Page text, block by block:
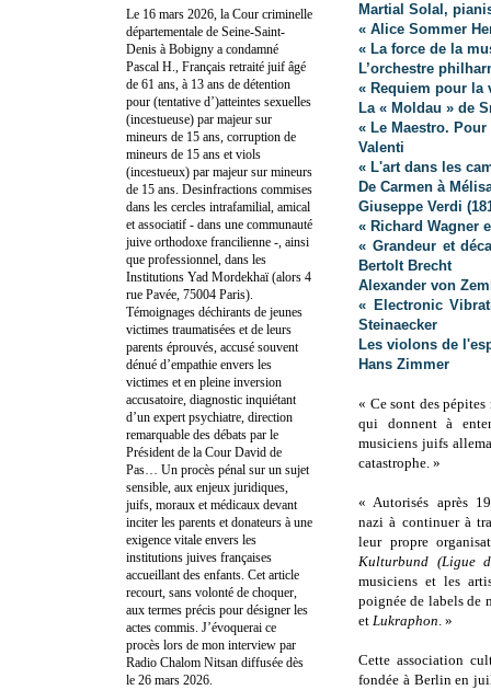
Martial Solal,
« Alice Sommer
« La force de la
L’orchestre
« Requiem pour la
La « Moldau » de
« Le Maestro.
Valenti
« L'art dans les
De Carmen à
Giuseppe Verdi
« Richard Wagner
« Grandeur et
Bertolt Brecht
Alexander von
« Electronic
Steinaecker
Les violons de
Hans Zimmer
« Ce sont des pépites
qui donnent à
musiciens juifs
catastrophe. »
« Autorisés après
nazi à continuer à
leur propre
Kulturbund (Ligue
musiciens et les
poignée de labels
et Lukraphon. »
Cette association
fondée à Berlin en
Le 16 mars 2026, la Cour criminelle
départementale de Seine-Saint-
Denis à Bobigny a condamné
Pascal H., Français retraité juif âgé
de 61 ans, à 13 ans de détention
pour (tentative d’)atteintes sexuelles
(incestueuse) par majeur sur
mineurs de 15 ans, corruption de
mineurs de 15 ans et viols
(incestueux) par majeur sur mineurs
de 15 ans. Desinfractions commises
dans les cercles intrafamilial, amical
et associatif - dans une communauté
juive orthodoxe francilienne -, ainsi
que professionnel, dans les
Institutions Yad Mordekhaï (alors 4
rue Pavée, 75004 Paris).
Témoignages déchirants de jeunes
victimes traumatisées et de leurs
parents éprouvés, accusé souvent
dénué d’empathie envers les
victimes et en pleine inversion
accusatoire, diagnostic inquiétant
d’un expert psychiatre, direction
remarquable des débats par le
Président de la Cour David de
Pas… Un procès pénal sur un sujet
sensible, aux enjeux juridiques,
juifs, moraux et médicaux devant
inciter les parents et donateurs à une
exigence vitale envers les
institutions juives françaises
accueillant des enfants. Cet article
recourt, sans volonté de choquer,
aux termes précis pour désigner les
actes commis. J’évoquerai ce
procès lors de mon interview par
Radio Chalom Nitsan diffusée dès
le 26 mars 2026.